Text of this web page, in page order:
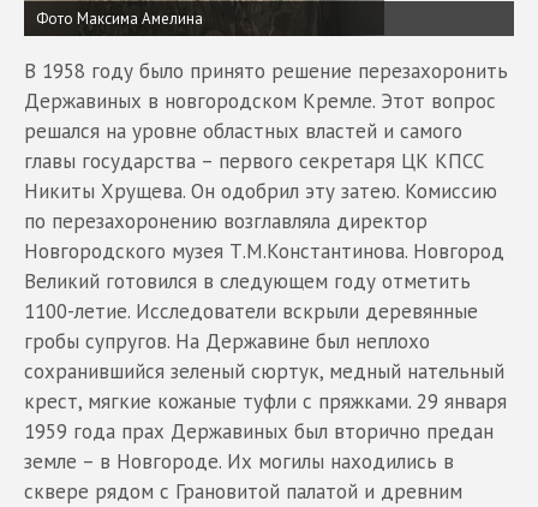
Фото Максима Амелина
В 1958 году было принято решение перезахоронить
Державиных в новгородском Кремле. Этот вопрос
решался на уровне областных властей и самого
главы государства – первого секретаря ЦК КПСС
Никиты Хрущева. Он одобрил эту затею. Комиссию
по перезахоронению возглавляла директор
Новгородского музея Т.М.Константинова. Новгород
Великий готовился в следующем году отметить
1100-летие. Исследователи вскрыли деревянные
гробы супругов. На Державине был неплохо
сохранившийся зеленый сюртук, медный нательный
крест, мягкие кожаные туфли с пряжками. 29 января
1959 года прах Державиных был вторично предан
земле – в Новгороде. Их могилы находились в
сквере рядом с Грановитой палатой и древним